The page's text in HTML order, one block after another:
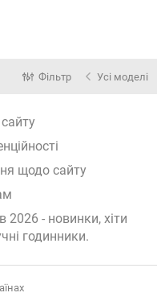
Фільтр Усі моделі
щодо сайту
2026 - новинки, хіти
годинники.